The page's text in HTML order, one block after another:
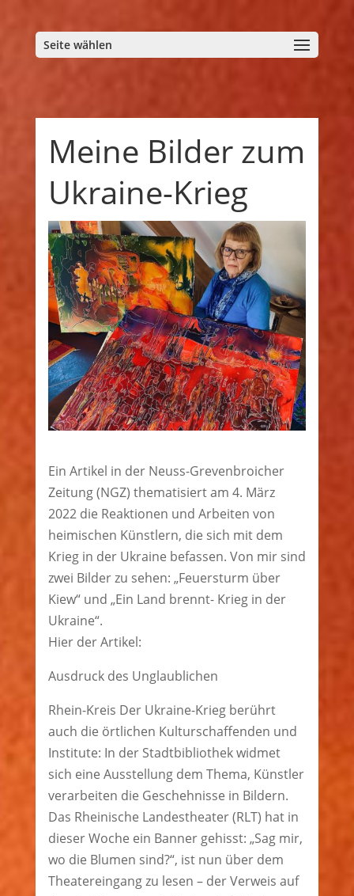
Seite wählen
Meine Bilder zum
Ukraine-Krieg
Ein Artikel in der Neuss-Grevenbroicher
Zeitung (NGZ) thematisiert am 4. März
2022 die Reaktionen und Arbeiten von
heimischen Künstlern, die sich mit dem
Krieg in der Ukraine befassen. Von mir sind
zwei Bilder zu sehen: „Feuersturm über
Kiew“ und „Ein Land brennt- Krieg in der
Ukraine“.
Hier der Artikel:
Ausdruck des Unglaublichen
Rhein-Kreis Der Ukraine-Krieg berührt
auch die örtlichen Kulturschaffenden und
Institute: In der Stadtbibliothek widmet
sich eine Ausstellung dem Thema, Künstler
verarbeiten die Geschehnisse in Bildern.
Das Rheinische Landestheater (RLT) hat in
dieser Woche ein Banner gehisst: „Sag mir,
wo die Blumen sind?“, ist nun über dem
Theatereingang zu lesen – der Verweis auf